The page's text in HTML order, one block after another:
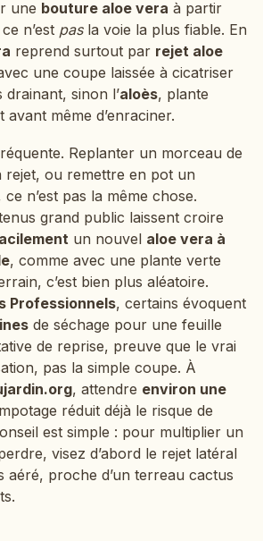
une bouture aloe vera à partir
n’est pasla voie la plus fiable. En
reprend surtout par rejet aloe
une coupe laissée à cicatriser
sinon l’aloès, plante
avant même d’enraciner.
Replanter un morceau de
rejet, ou remettre en pot un
n’est pas la même chose.
grand public laissent croire
un nouvel aloe vera à
, comme avec une plante verte
c’est bien plus aléatoire.
Professionnels, certains évoquent
de séchage pour une feuille
de reprise, preuve que le vrai
pas la simple coupe. À
, attendre environ une
réduit déjà le risque de
est simple : pour multiplier un
visez d’abord le rejet latéral
aéré, proche d’un terreau cactus